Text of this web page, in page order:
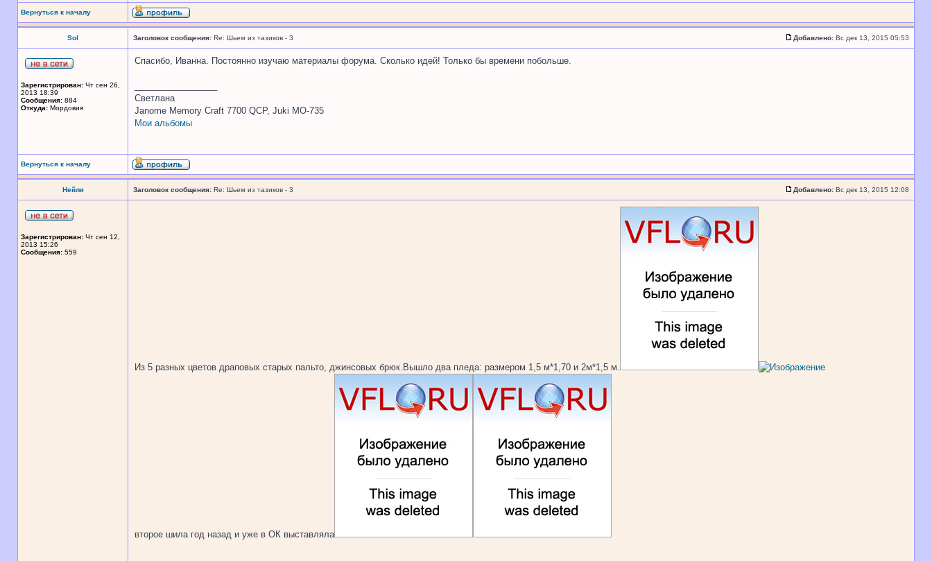
Вернуться к началу
Sol Заголовок сообщения: Re: Шьем из тазиков - 3 Добавлено: Вс дек 13, 2015 05:53
Зарегистрирован: Чт сен 26,
2013 18:39
Сообщения: 884
Откуда: Мордовия
Спасибо, Иванна. Постоянно изучаю материалы форума. Сколько идей! Только бы времени побольше.
Светлана
Janome Memory Craft 7700 QCP, Juki MO-735
Мои альбомы
Вернуться к началу
Нейля Заголовок сообщения: Re: Шьем из тазиков - 3 Добавлено: Вс дек 13, 2015 12:08
Зарегистрирован: Чт сен 12,
2013 15:26
Сообщения: 559
Из 5 разных цветов драповых старых пальто, джинсовых брюк.Вышло два пледа: размером 1,5 м*1,70 и 2м*1,5 м.
второе шила год назад и уже в ОК выставляла